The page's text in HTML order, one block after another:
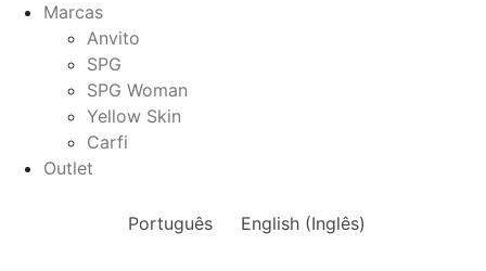
Marcas
Anvito
SPG
SPG Woman
Yellow Skin
Carfi
Outlet
Português English(Inglês)